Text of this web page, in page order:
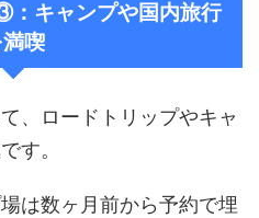
：キャンプや国内旅行
満喫
、ロードトリップやキャ
す。
は数ヶ月前から予約で埋